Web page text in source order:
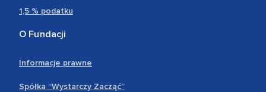
1,5 % podatku
O Fundacji
Informacje prawne
Spółka “Wystarczy Zacząć”